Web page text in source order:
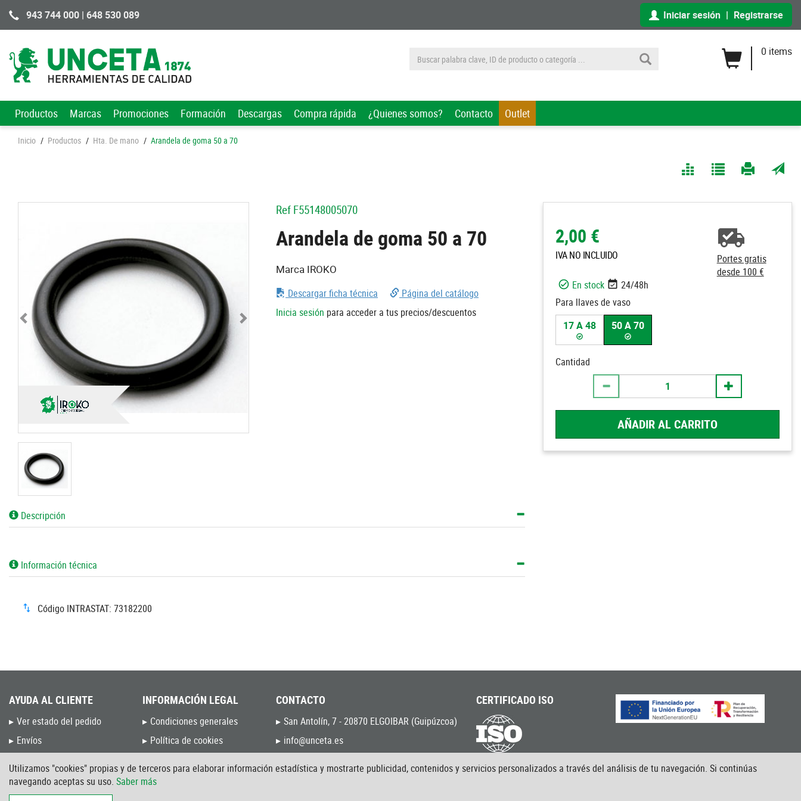
Utilizamos "cookies" propias y de terceros para elaborar información estadística y mostrarte publicidad, contenidos y servicios personalizados a través del análisis de tu navegación. Si continúas
navegando aceptas su uso. Saber más
943 744 000 | 648 530 089 Iniciar sesión | Registrarse
0 items
Productos Marcas Promociones Formación Descargas Compra rápida ¿Quienes somos? Contacto Outlet
Inicio / Productos / Hta. De mano / Arandela de goma 50 a 70
RefF55148005070
Arandela de goma 50 a 70 2,00 €
IVA NO INCLUIDO
Portes gratis
desde 100 €
En stock
24/48h
Para llaves de vaso
17 A 48
50 A 70
Cantidad
AÑADIR AL CARRITO
Marca IROKO
Descargar ficha técnica
Página del catálogo
Inicia sesión para acceder a tus precios/descuentos
Descripción
Información técnica
Código INTRASTAT: 73182200
AYUDA AL CLIENTE
Ver estado del pedido
Envíos
Preguntas frecuentes
Blog de Unceta
INFORMACIÓN LEGAL
Condiciones generales
Política de cookies
Aviso Legal
CONTACTO
San Antolín, 7 - 20870 ELGOIBAR (Guipúzcoa)
info@unceta.es
CERTIFICADO ISO
9001:2015